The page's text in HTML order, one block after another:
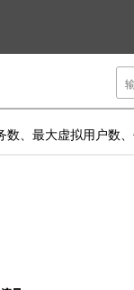
、最大虚拟用户数